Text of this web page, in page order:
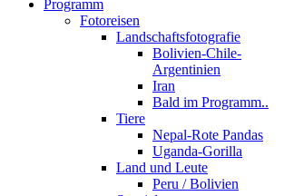
Programm
Fotoreisen
Landschaftsfotografie
Bolivien-Chile-
Argentinien
Iran
Bald im Programm..
Tiere
Nepal-Rote Pandas
Uganda-Gorilla
Land und Leute
Peru / Bolivien